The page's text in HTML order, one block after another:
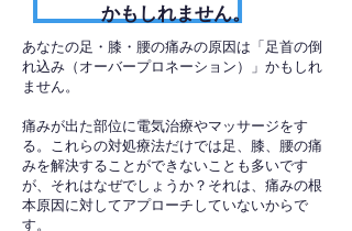
かもしれません。
あなたの足・膝・腰の痛みの原因は「足首の倒
れ込み（オーバープロネーション）」かもしれ
ません。
痛みが出た部位に電気治療やマッサージをす
る。これらの対処療法だけでは足、膝、腰の痛
みを解決することができないことも多いです
が、それはなぜでしょうか？それは、痛みの根
本原因に対してアプローチしていないからで
す。